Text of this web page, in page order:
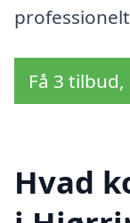
Få 3
Hvad